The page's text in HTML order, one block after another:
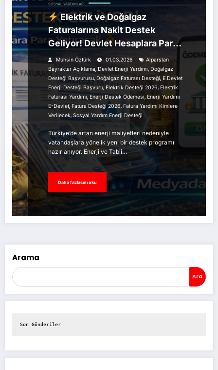
SOSYAL YARDIMLAR
Elektrik ve Doğalgaz
Faturalarına Nakit Destek
Geliyor! Devlet Hesaplara Para
Yatıracak
Muhsin Öztürk 01.03.2026
Alparslan
Bayraktar Açıklama, Devlet Enerji Yardımı, Doğalgaz
Desteği Başvurusu, Doğalgaz Faturası Desteği, E Devlet
Enerji Desteği Başvuru, Elektrik Desteği 2026, Elektrik
Faturası Yardımı,Enerji Destek Ödemesi, Enerji Yardımı
E-Devlet, Fatura Desteği 2026, Fatura Yardımı Kimlere
Verilecek, Sosyal Yardım Enerji Desteği
Türkiye’de artan enerji maliyetleri nedeniyle
vatandaşlara yönelik yeni bir destek programı
hazırlanıyor. Enerji ve Tabii…
Daha fazlasını oku
Arama
Ara
Son Gönderiler